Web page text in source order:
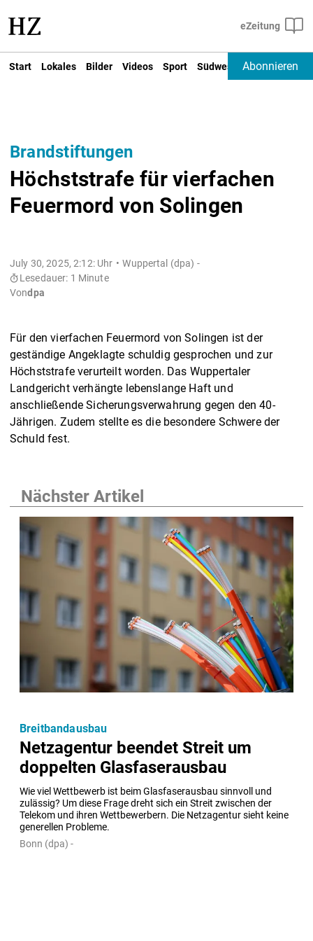
Start Lokales Bilder Videos Sport Südwest Deutschland
Abonnieren
Brandstiftungen
Höchststrafe für vierfachen
Feuermord von Solingen
July 30, 2025, 2:12: Uhr
Wuppertal (dpa) -
Lesedauer: 1 Minute
Vondpa
Für den vierfachen Feuermord von Solingen ist der
geständige Angeklagte schuldig gesprochen und zur
Höchststrafe verurteilt worden. Das Wuppertaler
Landgericht verhängte lebenslange Haft und
anschließende Sicherungsverwahrung gegen den 40-
Jährigen. Zudem stellte es die besondere Schwere der
Schuld fest.
Nächster Artikel
Netzagentur beendet Streit um
doppelten Glasfaserausbau
Wie viel Wettbewerb ist beim Glasfaserausbau sinnvoll und
zulässig? Um diese Frage dreht sich ein Streit zwischen der
Telekom und ihren Wettbewerbern. Die Netzagentur sieht keine
generellen Probleme.
Breitbandausbau
Bonn (dpa) -